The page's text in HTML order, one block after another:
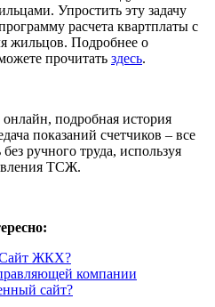
Упростить эту задачу
расчета квартплаты с
жильцов. Подробнее о
прочитать здесь.
подробная история
показаний счетчиков – все
ручного труда, используя
ТСЖ.
Сайт ЖКХ?
компании
сайт?